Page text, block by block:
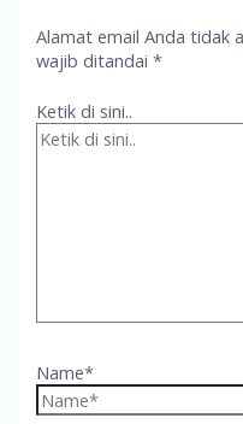
Alamat email Anda tidak
wajib ditandai*
Ketik di sini..
Name*